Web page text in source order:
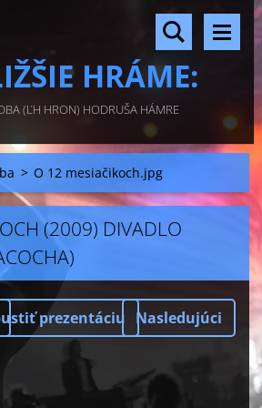
HRÁME:
(ĽH HRON) HODRUŠA HÁMRE
> O 12 mesiačikoch.jpg
(2009) DIVADLO
prezentáciu Nasledujúci